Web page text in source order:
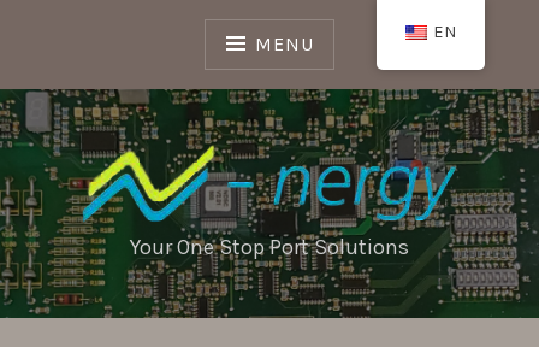
MENU
Your One Stop Port Solutions
EN